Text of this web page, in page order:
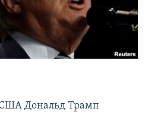
Дональд Трамп